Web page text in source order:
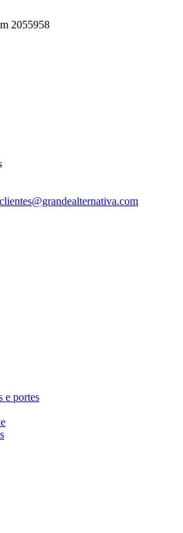
2055958
e portes